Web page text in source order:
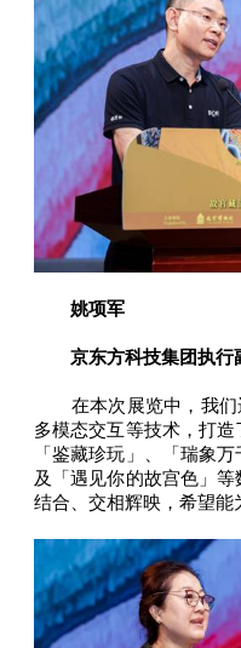
姚项军
京东方科技集团执行
在本次展览中，我们
多模态交互等技术，打造
「鉴藏珍玩」、「瑞象
及「遇见你的故宫色」
结合、交相辉映，希望能